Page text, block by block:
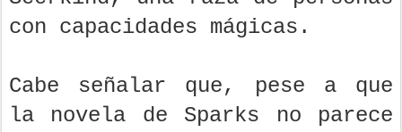
con capacidades mágicas.
Cabe señalar que, pese a que
la novela de Sparks no parece